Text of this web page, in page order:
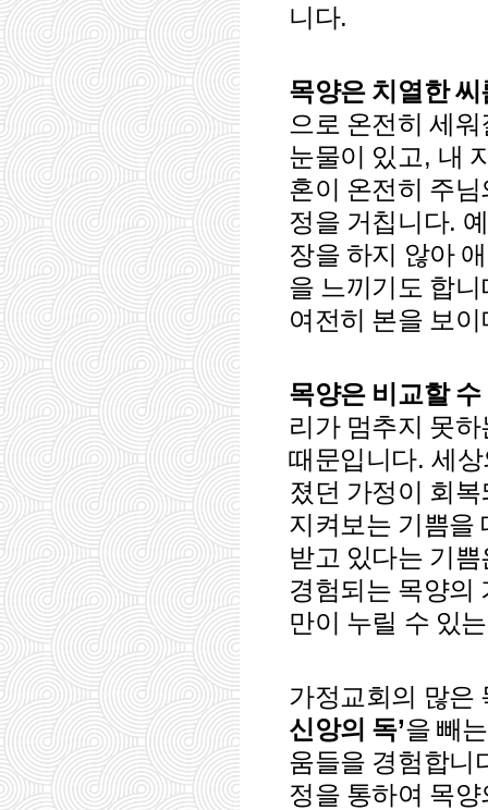
니다.
목양은 치열한
으로 온전히 세
눈물이 있고, 내
혼이 온전히 주
정을 거칩니다.
장을 하지 않아
을 느끼기도 합니
여전히 본을 보
목양은 비교할
리가 멈추지 못
때문입니다.세
졌던 가정이 회복
지켜보는 기쁨을
받고 있다는 기
경험되는 목양의
만이 누릴 수 있
가정교회의 많은
신앙의 독’을 빼
움들을 경험합니
정을 통하여 목